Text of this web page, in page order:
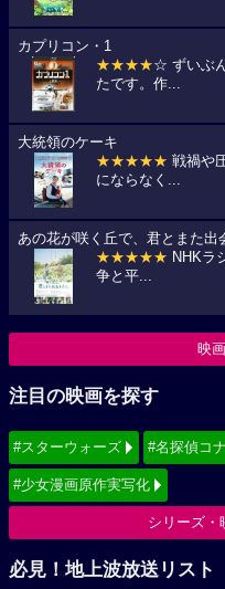
カプリコン・1
★★★★☆ ずいぶ
たです。作...
大統領のケーキ
★★★★★ 戦禍や
にならなく...
あの花が咲く丘で、君とまた出
★★★★★ NHKラ
争と平...
映
注目の映画を探す
#スターウォーズ #名探偵コ
#少女漫画原作実写化
シリーズ・
必見！地上波放送リスト